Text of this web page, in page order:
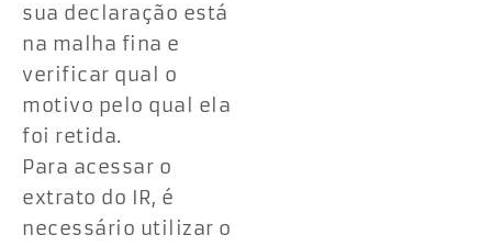
sua declaração está
na malha fina e
verificar qual o
motivo pelo qual ela
foi retida.
Para acessar o
extrato do IR, é
necessário utilizar o